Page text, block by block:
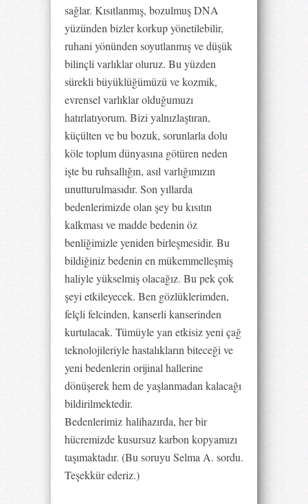
sağlar. Kısıtlanmış, bozulmuş DNA
yüzünden bizler korkup yönetilebilir,
ruhani yönünden soyutlanmış ve düşük
bilinçli varlıklar oluruz. Bu yüzden
sürekli büyüklüğümüzü ve kozmik,
evrensel varlıklar olduğumuzı
hatırlatıyorum. Bizi yalnızlaştıran,
küçülten ve bu bozuk, sorunlarla dolu
köle toplum dünyasına götüren neden
işte bu ruhsallığın, asıl varlığımızın
unutturulmasıdır. Son yıllarda
bedenlerimizde olan şey bu kısıtın
kalkması ve madde bedenin öz
benliğimizle yeniden birleşmesidir. Bu
bildiğiniz bedenin en mükemmelleşmiş
haliyle yükselmiş olacağız. Bu pek çok
şeyi etkileyecek. Ben gözlüklerimden,
felçli felcinden, kanserli kanserinden
kurtulacak. Tümüyle yan etkisiz yeni çağ
teknolojileriyle hastalıkların biteceği ve
yeni bedenlerin orijinal hallerine
dönüşerek hem de yaşlanmadan kalacağı
bildirilmektedir.
Bedenlerimiz halihazırda, her bir
hücremizde kusursuz karbon kopyamızı
taşımaktadır. (Bu soruyu Selma A. sordu.
Teşekkür ederiz.)